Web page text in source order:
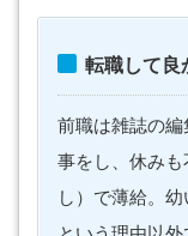
転職して良
前職は雑誌の
事をし、休み
し）で薄給。